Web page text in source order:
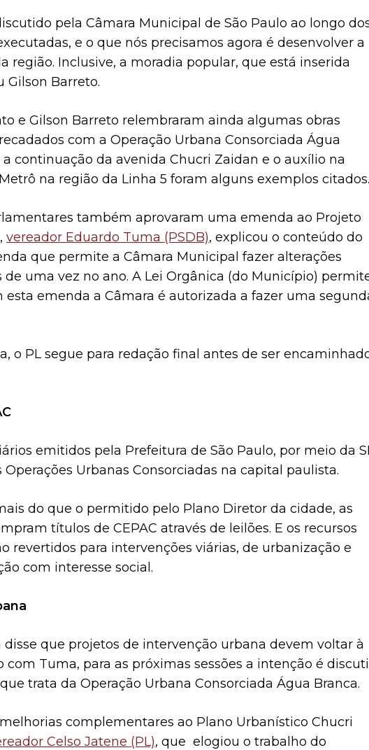
pela Câmara Municipal de São Paulo ao longo
e o que nós precisamos agora é desenvolver a
região. Inclusive, a moradia popular, que está inserida
Gilson Barreto.
e Gilson Barreto relembraram ainda algumas obras
com a Operação Urbana Consorciada Água
a continuação da avenida Chucri Zaidan e o auxílio na
na região da Linha 5 foram alguns exemplos
também aprovaram uma emenda ao Projeto
vereador Eduardo Tuma (PSDB), explicou o conteúdo do
que permite a Câmara Municipal fazer alterações
uma vez no ano. A Lei Orgânica (do Município)
esta emenda a Câmara é autorizada a fazer uma
o PL segue para redação final antes de ser
emitidos pela Prefeitura de São Paulo, por meio da
Urbanas Consorciadas na capital paulista.
do que o permitido pelo Plano Diretor da cidade, as
títulos de CEPAC através de leilões. E os recursos
revertidos para intervenções viárias, de urbanização e
com interesse social.
que projetos de intervenção urbana devem voltar à
com Tuma, para as próximas sessões a intenção é
trata da Operação Urbana Consorciada Água Branca.
complementares ao Plano Urbanístico Chucri
Celso Jatene (PL), que elogiou o trabalho do